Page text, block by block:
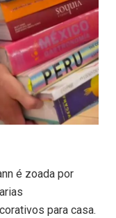
é zoada por
para casa.